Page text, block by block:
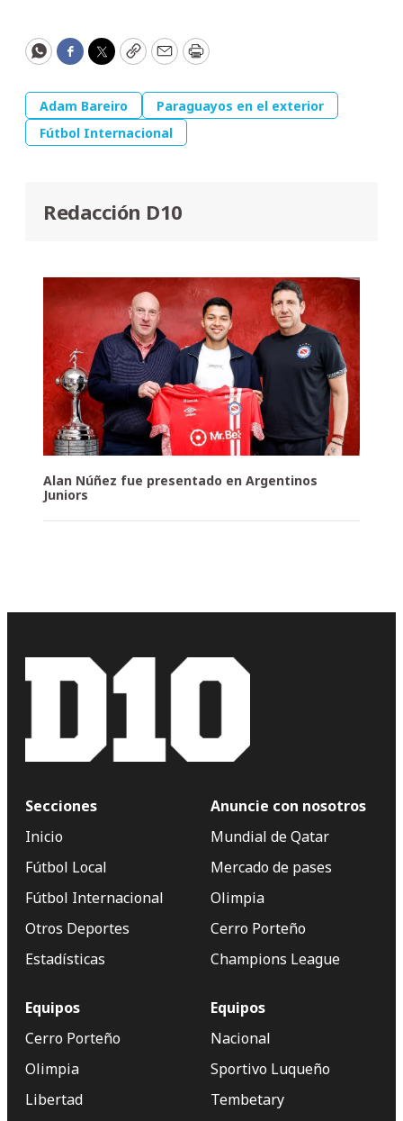
WhatsApp
Facebook
Twitter
CopyEmailPrint
Adam Bareiro
Paraguayos en el exterior
Fútbol Internacional
Redacción D10
Alan Núñez fue presentado en Argentinos
Juniors
Secciones
Inicio
Fútbol Local
Fútbol Internacional
Otros Deportes
Estadísticas
Anuncie con nosotros
Mundial de Qatar
Mercado de pases
Olimpia
Cerro Porteño
Champions League
Equipos
Cerro Porteño
Olimpia
Libertad
Equipos
Nacional
Sportivo Luqueño
Tembetary